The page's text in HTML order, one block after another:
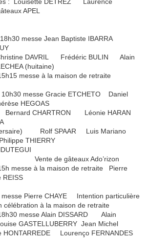
APEL
18h30 messe Jean Baptiste IBARRA
DAVRIL Frédéric BULIN Alain
(huitaine)
messe à la maison de retraite
10h30 messe Gracie ETCHETO Daniel
HEGOAS
Bernard CHARTRON Léonie HARAN
Rolf SPAAR Luis Mariano
THIERRY
Ado’rizon
messe à la maison de retraite Pierre
messe Pierre CHAYE Intention particulière
célébration à la maison de retraite
messe Alain DISSARD Alain
GASTELLUBERRY Jean Michel
Lourenço FERNANDES